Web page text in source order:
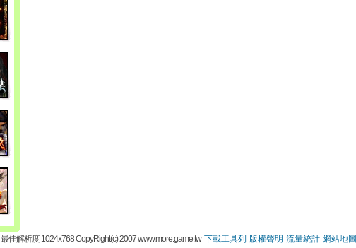
最佳解析度 1024x768 CopyRight(c) 2007 www.more.game.tw 下載工具列 版權聲明 流量統計 網站地圖